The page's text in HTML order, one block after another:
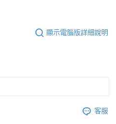
顯示電腦版詳細說明
客服